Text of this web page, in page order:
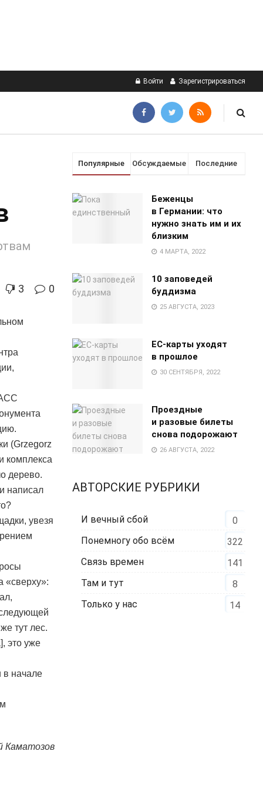
Войти Зарегистрироваться
3 0
(Grzegorz
комплекса
дерево.
написал
увезя
«сверху»:
тут лес.
это уже
в начале
Каматозов
Популярные Обсуждаемые Последние
Беженцы
в Германии: что
нужно знать им и их
близким
4 МАРТА, 2022
10 заповедей
буддизма
25 АВГУСТА, 2023
EC-карты уходят
в прошлое
30 СЕНТЯБРЯ, 2022
Проездные
и разовые билеты
снова подорожают
26 АВГУСТА, 2022
АВТОРСКИЕ РУБРИКИ
И вечный сбой
0
Понемногу обо всём
322
Связь времен
141
Там и тут
8
Только у нас
14